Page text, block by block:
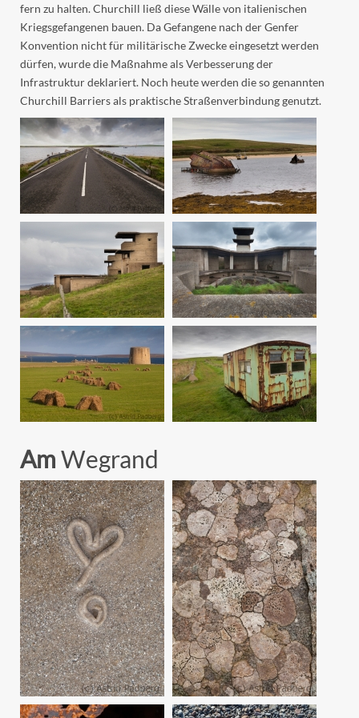
fern zu halten. Churchill ließ diese Wälle von italienischen
Kriegsgefangenen bauen. Da Gefangene nach der Genfer
Konvention nicht für militärische Zwecke eingesetzt werden
dürfen, wurde die Maßnahme als Verbesserung der
Infrastruktur deklariert. Noch heute werden die so genannten
Churchill Barriers als praktische Straßenverbindung genutzt.
AmWegrand